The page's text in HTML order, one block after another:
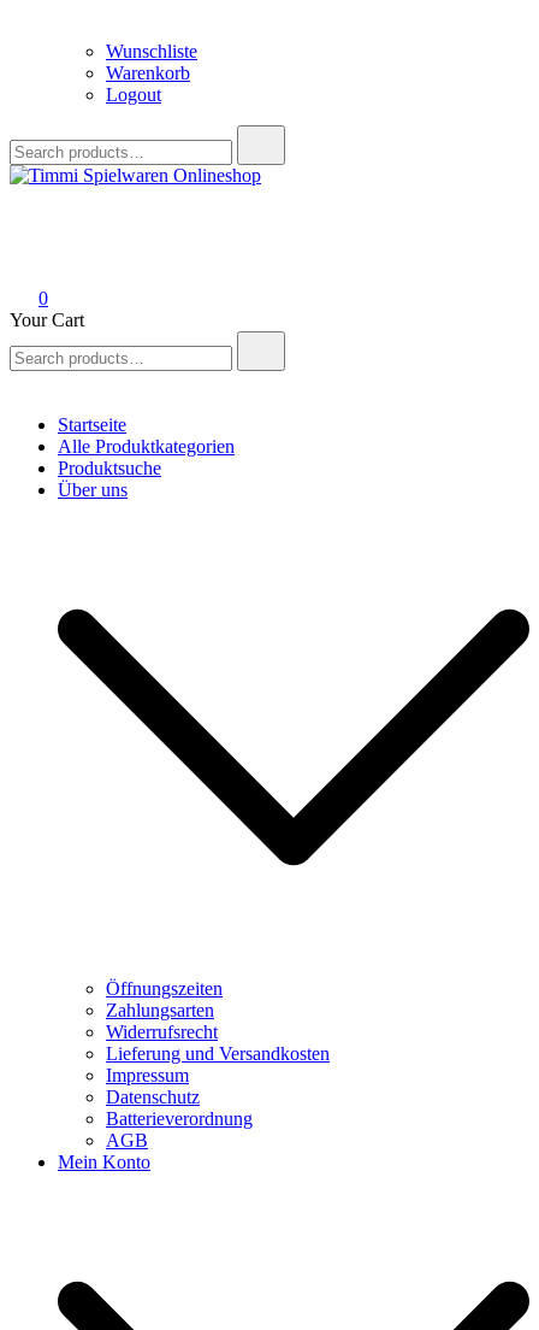
Wunschliste
Warenkorb
Logout
for:
0
Your Cart
for:
Startseite
Alle Produktkategorien
Produktsuche
Über uns
Öffnungszeiten
Zahlungsarten
Widerrufsrecht
Lieferung und Versandkosten
Impressum
Datenschutz
Batterieverordnung
AGB
Mein Konto